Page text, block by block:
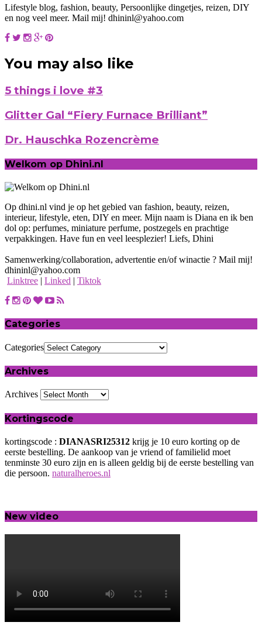
Lifestyle blog, fashion, beauty, Persoonlijke dingetjes, reizen, DIY
en nog veel meer. Mail mij! dhininl@yahoo.com
You may also like
5 things i love #3
Glitter Gal “Fiery Furnace Brilliant”
Dr. Hauschka Rozencrème
Welkom op Dhini.nl
Op dhini.nl vind je op het gebied van fashion, beauty, reizen,
interieur, lifestyle, eten, DIY en meer. Mijn naam is Diana en ik ben
dol op: perfumes, miniature perfume, postzegels en prachtige
verpakkingen. Have fun en veel leesplezier! Liefs, Dhini
Samenwerking/collaboration, advertentie en/of winactie ? Mail mij!
dhininl@yahoo.com
Linktree | Linked | Tiktok
Categories
Categories
Archives
Archives
Kortingscode
kortingscode : DIANASRI25312 krijg je 10 euro korting op de
eerste bestelling. De aankoop van je vriend of familielid moet
tenminste 30 euro zijn en is alleen geldig bij de eerste bestelling van
die persoon. naturalheroes.nl
New video